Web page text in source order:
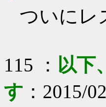
ついにレ
115 ： 以下
す ： 2015/